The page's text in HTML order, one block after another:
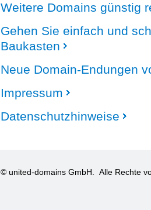
Weitere Domains günstig
Gehen Sie einfach und
Baukasten
Neue Domain-Endungen
Impressum
Datenschutzhinweise
© united-domains GmbH. Alle Rechte